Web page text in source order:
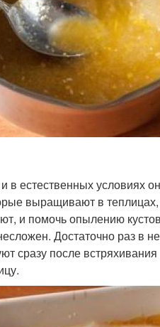
естественных условиях
выращивают в
и помочь опылению
Достаточно раз в
сразу после